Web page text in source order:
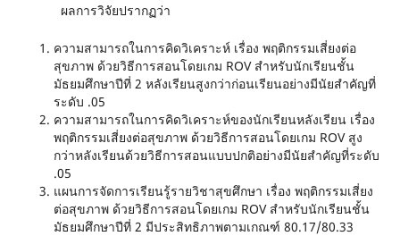
ผลการวิจัยปรากฏว่า
ความสามารถในการคิดวิเคราะห์ เรื่อง พฤติกรรมเสี่ยงต่อ
สุขภาพ ด้วยวิธีการสอนโดยเกม ROV สำหรับนักเรียนชั้น
มัธยมศึกษาปีที่ 2 หลังเรียนสูงกว่าก่อนเรียนอย่างมีนัยสำคัญที่
ระดับ .05
ความสามารถในการคิดวิเคราะห์ของนักเรียนหลังเรียน เรื่อง
พฤติกรรมเสี่ยงต่อสุขภาพ ด้วยวิธีการสอนโดยเกม ROV สูง
กว่าหลังเรียนด้วยวิธีการสอนแบบปกติอย่างมีนัยสำคัญที่ระดับ
.05
แผนการจัดการเรียนรู้รายวิชาสุขศึกษา เรื่อง พฤติกรรมเสี่ยง
ต่อสุขภาพ ด้วยวิธีการสอนโดยเกม ROV สำหรับนักเรียนชั้น
มัธยมศึกษาปีที่ 2 มีประสิทธิภาพตามเกณฑ์ 80.17/80.33